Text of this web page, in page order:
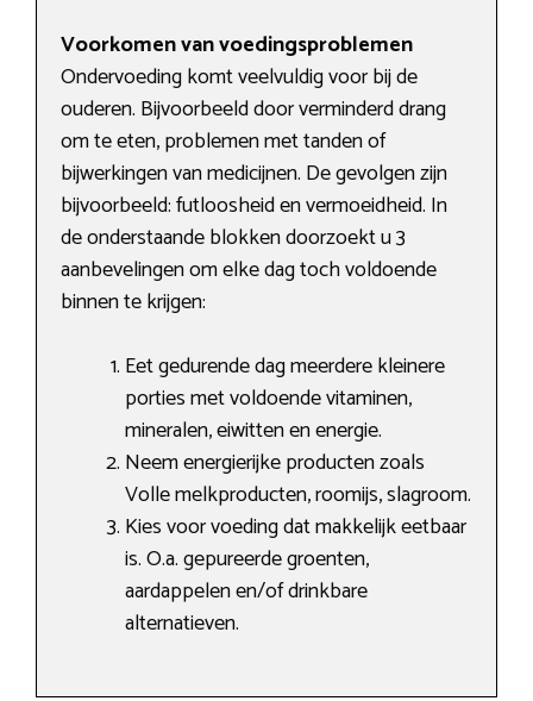
Voorkomen van voedingsproblemen
Ondervoeding komt veelvuldig voor bij de
ouderen. Bijvoorbeeld door verminderd drang
om te eten, problemen met tanden of
bijwerkingen van medicijnen. De gevolgen zijn
bijvoorbeeld: futloosheid en vermoeidheid. In
de onderstaande blokken doorzoekt u 3
aanbevelingen om elke dag toch voldoende
binnen te krijgen:
Eet gedurende dag meerdere kleinere
porties met voldoende vitaminen,
mineralen, eiwitten en energie.
Neem energierijke producten zoals
Volle melkproducten, roomijs, slagroom.
Kies voor voeding dat makkelijk eetbaar
is. O.a. gepureerde groenten,
aardappelen en/of drinkbare
alternatieven.